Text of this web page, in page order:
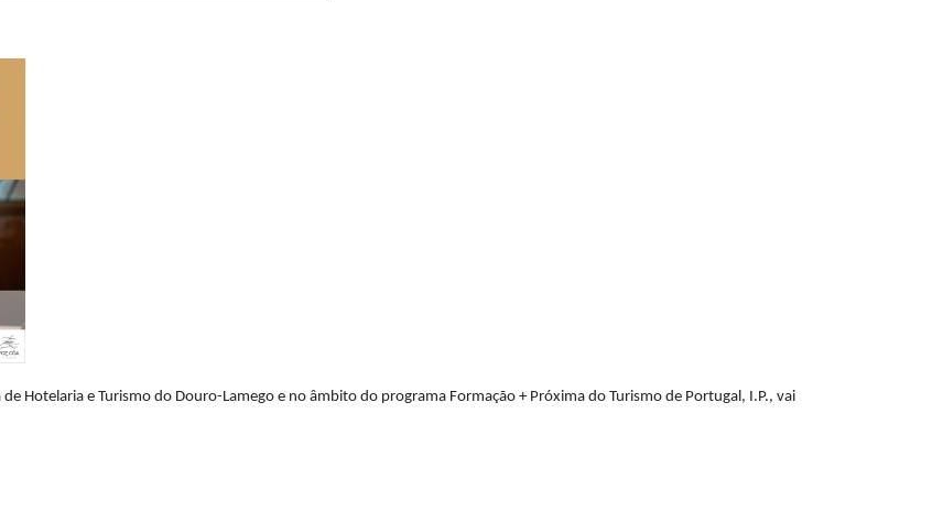
Hotelaria e Turismo do Douro-Lamego e no âmbito do programa Formação + Próxima do Turismo de Portugal, I.P., vai